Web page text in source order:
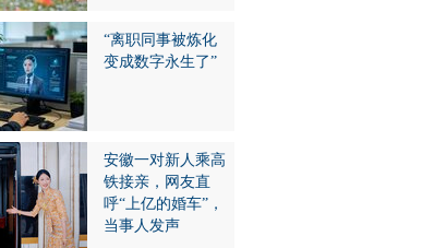
“离职同事被炼化
变成数字永生了”
安徽一对新人乘高
铁接亲，网友直
呼“上亿的婚车”，
当事人发声